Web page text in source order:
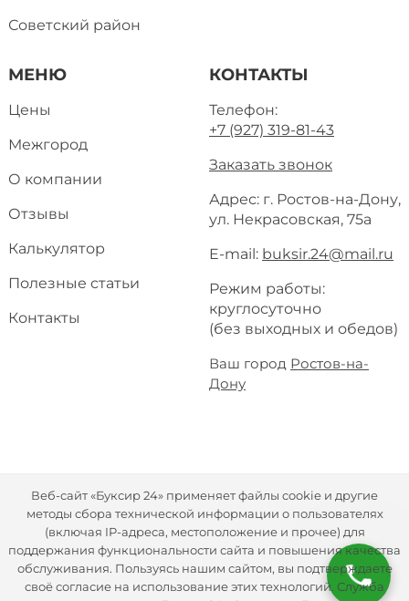
МЕНЮ
Цены
Межгород
О компании
Отзывы
Калькулятор
Полезные статьи
Контакты
Советский район
КОНТАКТЫ
Телефон:
+7 (927) 319-81-43
Заказать звонок
Адрес: г. Ростов-на-Дону,
ул. Некрасовская, 75а
E-mail: buksir.24@mail.ru
Режим работы:
круглосуточно
(без выходных и обедов)
Ваш город Ростов-на-
Дону
Веб-сайт «Буксир 24» применяет файлы cookie и другие
методы сбора технической информации о пользователях
(включая IP-адреса, местоположение и прочее) для
поддержания функциональности сайта и повышения качества
обслуживания. Пользуясь нашим сайтом, вы подтверждаете
своё согласие на использование этих технологий. Служба